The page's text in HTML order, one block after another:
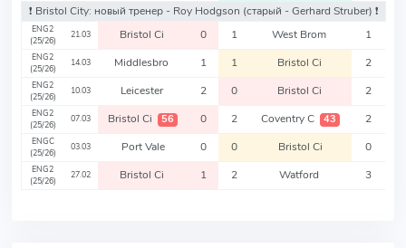
❗️ Bristol City: новый тренер - Roy Hodgson (старый - Gerhard Struber) ❗️
ENG2
(25/26)
21.03 Bristol Ci 0 1 West Brom 1
ENG2
(25/26)
14.03 Middlesbro 1 1 Bristol Ci 2
ENG2
(25/26)
10.03 Leicester 2 0 Bristol Ci 2
ENG2
(25/26)
07.03 Bristol Ci 56 0 2 Coventry C 43 2
ENGC
(25/26)
03.03 Port Vale 0 0 Bristol Ci 0
ENG2
(25/26)
27.02 Bristol Ci 1 2 Watford 3